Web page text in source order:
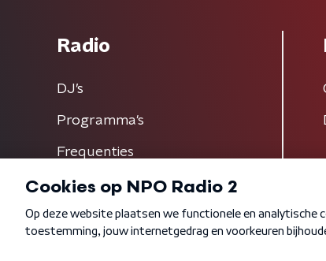
Radio
DJ’s
Programma's
Frequenties
Algemene voorwaarden Privacybeleid